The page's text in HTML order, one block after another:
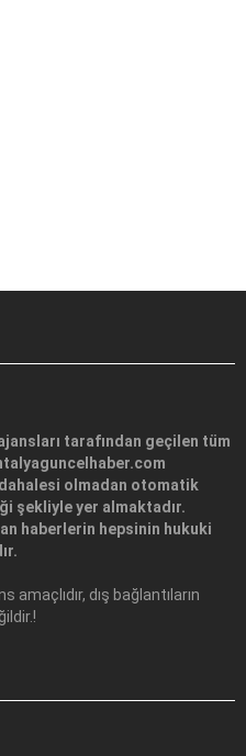
tarafından geçilen tüm
olmadan otomatik
şekliyle yer almaktadır.
haberlerin hepsinin hukuki
dış bağlantıların